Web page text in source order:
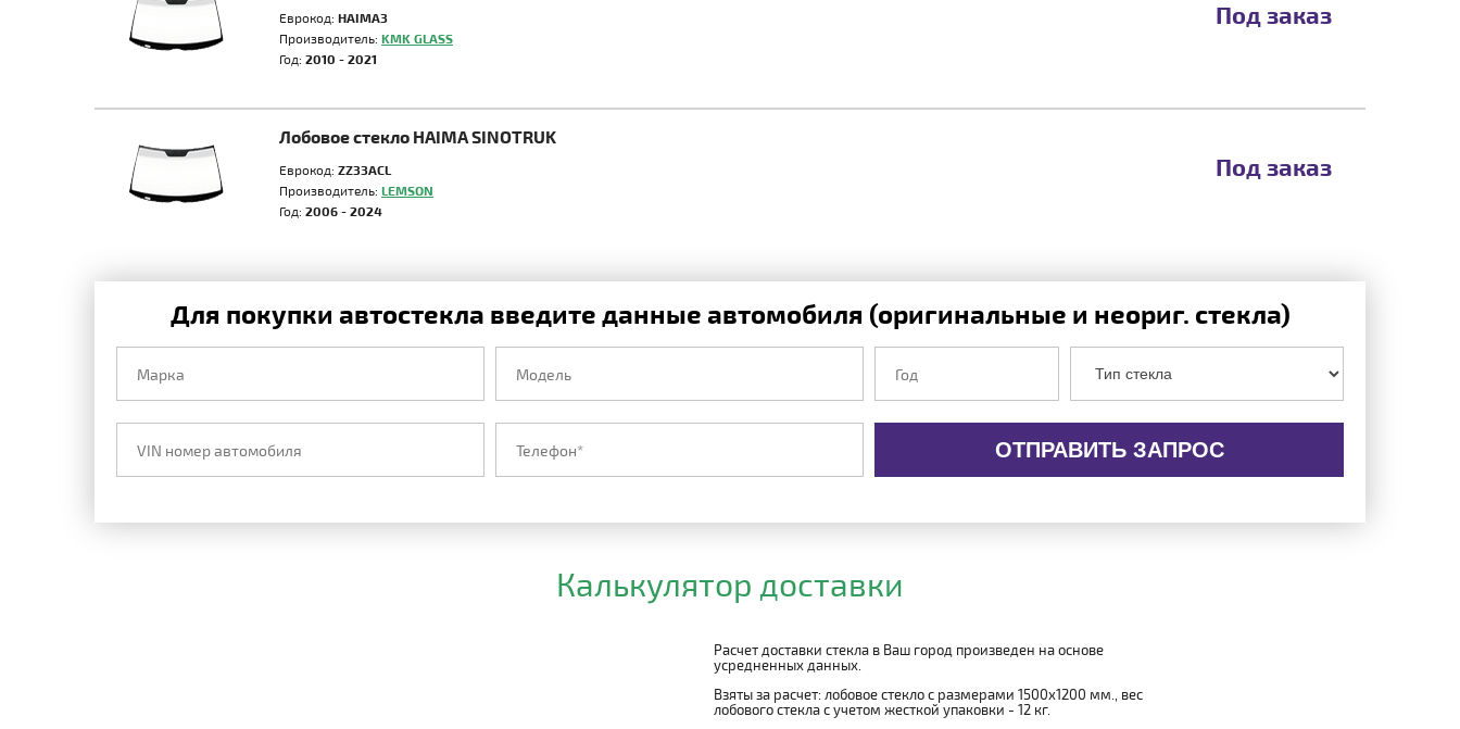
Еврокод: HAIMA3
Производитель: KMK GLASS
Год: 2010 - 2021
Под заказ
Лобовое стекло HAIMA SINOTRUK
Еврокод: ZZ33ACL
Производитель: LEMSON
Год: 2006 - 2024
Под заказ
Для покупки автостекла введите данные автомобиля (оригинальные и неориг. стекла)
ОТПРАВИТЬ ЗАПРОС
Калькулятор доставки
Расчет доставки стекла в Ваш город произведен на основе
усредненных данных.
Взяты за расчет: лобовое стекло с размерами 1500x1200 мм., вес
лобового стекла с учетом жесткой упаковки - 12 кг.